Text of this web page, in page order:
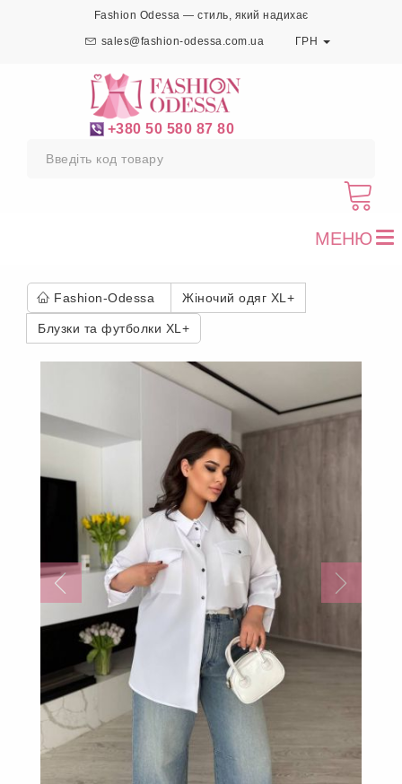
Fashion Odessa — стиль, який надихає
sales@fashion-odessa.com.ua ГРН
+380 50 580 87 80
МЕНЮ
Fashion-Odessa Жіночий одяг XL+
Блузки та футболки XL+